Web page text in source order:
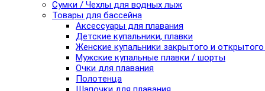
Сумки / Чехлы для водных лыж
Товары для бассейна
Аксессуары для плавания
Детские купальники, плавки
Женские купальники закрытого и
Мужские купальные плавки / шорты
Очки для плавания
Полотенца